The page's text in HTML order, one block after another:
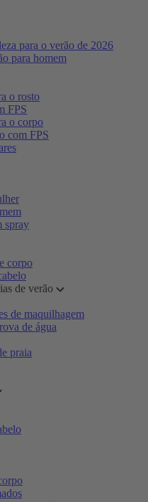
para o verão de 2026
para homem
o rosto
FPS
o corpo
com FPS
spray
corpo
de verão
de maquilhagem
de água
praia